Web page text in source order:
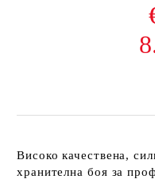
Високо качествена,
хранителна боя за